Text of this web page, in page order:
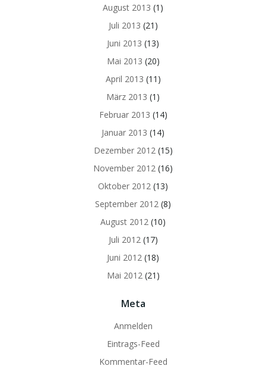
August 2013 (1)
Juli 2013 (21)
Juni 2013 (13)
Mai 2013 (20)
April 2013 (11)
März 2013 (1)
Februar 2013 (14)
Januar 2013 (14)
Dezember 2012(15)
November 2012 (16)
Oktober 2012 (13)
September 2012 (8)
August 2012 (10)
Juli 2012(17)
Juni 2012 (18)
Mai 2012(21)
Meta
Anmelden
Eintrags-Feed
Kommentar-Feed